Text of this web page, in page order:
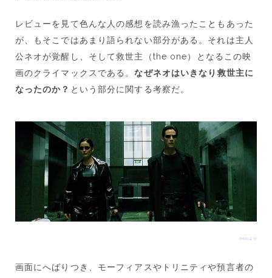
レビューを見て色んな人の感想を読み漁ったこともあった
が、もそこではあまり語られない部分がある。それは主人
公ネオが覚醒し、そして救世主（the one）となるこの映
画のクライマックスである。なぜネオはいきなり救世主に
なったのか？ という部分に関する考察だ。
IMdbより
画面にへばりつき、モーフィアスやトリニティや預言者の